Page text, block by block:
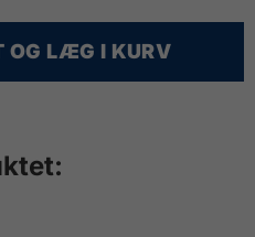
OG LÆG I KURV